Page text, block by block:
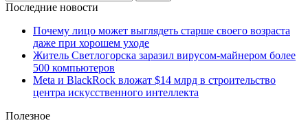
Последние новости
Почему лицо может выглядеть старше своего возраста
даже при хорошем уходе
Житель Светлогорска заразил вирусом-майнером более
500 компьютеров
Meta и BlackRock вложат $14 млрд в строительство
центра искусственного интеллекта
Полезное